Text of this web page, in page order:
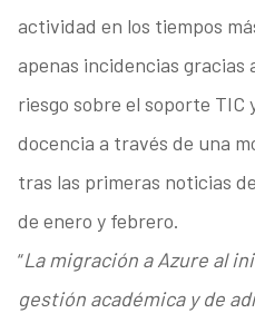
actividad en los tiempos
apenas incidencias gracias
riesgo sobre el soporte TIC
docencia a través de una
tras las primeras noticias
de enero y febrero.
“La migración a Azure al
gestión académica y de